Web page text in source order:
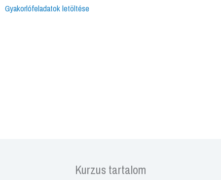
Gyakorlófeladatok letöltése
Kurzus tartalom